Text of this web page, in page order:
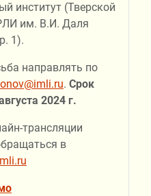
институт (Тверской
им. В.И. Даля
1).
направлять по
. Срок
2024 г.
трансляции
в